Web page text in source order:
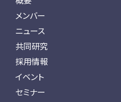
メンバー
ニュース
共同研究
採用情報
イベント
セミナー